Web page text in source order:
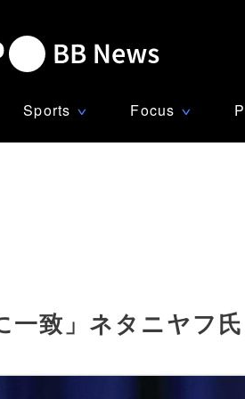
Sports ∨ Focus ∨
一致」ネタニヤフ氏